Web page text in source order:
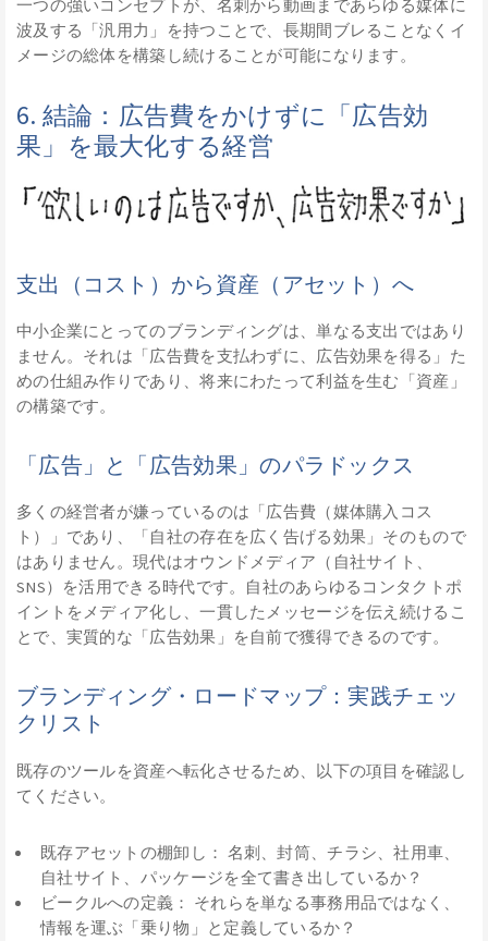
一つの強いコンセプトが、名刺から動画まであらゆる媒体に
波及する「汎用力」を持つことで、長期間ブレることなくイ
メージの総体を構築し続けることが可能になります。
6. 結論：広告費をかけずに「広告効
果」を最大化する経営
支出（コスト）から資産（アセット）へ
中小企業にとってのブランディングは、単なる支出ではあり
ません。それは「広告費を支払わずに、広告効果を得る」た
めの仕組み作りであり、将来にわたって利益を生む「資産」
の構築です。
「広告」と「広告効果」のパラドックス
多くの経営者が嫌っているのは「広告費（媒体購入コス
ト）」であり、「自社の存在を広く告げる効果」そのもので
はありません。現代はオウンドメディア（自社サイト、
SNS）を活用できる時代です。自社のあらゆるコンタクトポ
イントをメディア化し、一貫したメッセージを伝え続けるこ
とで、実質的な「広告効果」を自前で獲得できるのです。
ブランディング・ロードマップ：実践チェッ
クリスト
既存のツールを資産へ転化させるため、以下の項目を確認し
てください。
既存アセットの棚卸し： 名刺、封筒、チラシ、社用車、
自社サイト、パッケージを全て書き出しているか？
ビークルへの定義： それらを単なる事務用品ではなく、
情報を運ぶ「乗り物」と定義しているか？